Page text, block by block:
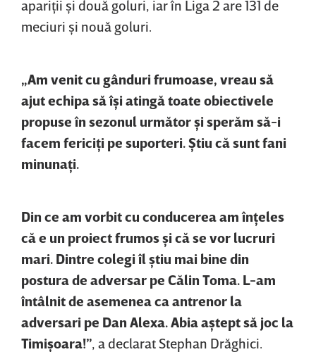
apariţii şi două goluri, iar în Liga 2 are 131 de
meciuri şi nouă goluri.
„Am venit cu gânduri frumoase, vreau să
ajut echipa să îşi atingă toate obiectivele
propuse în sezonul următor şi sperăm să-i
facem fericiţi pe suporteri. Ştiu că sunt fani
minunaţi.
Din ce am vorbit cu conducerea am înţeles
că e un proiect frumos şi că se vor lucruri
mari. Dintre colegi îl ştiu mai bine din
postura de adversar pe Călin Toma. L-am
întâlnit de asemenea ca antrenor la
adversari pe Dan Alexa. Abia aştept să joc la
Timişoara!” , a declarat Stephan Drăghici.